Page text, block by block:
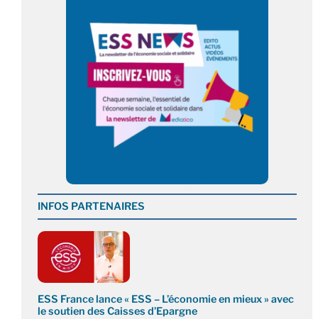
INFOS PARTENAIRES
ESS France lance « ESS – L’économie en mieux » avec
le soutien des Caisses d’Epargne